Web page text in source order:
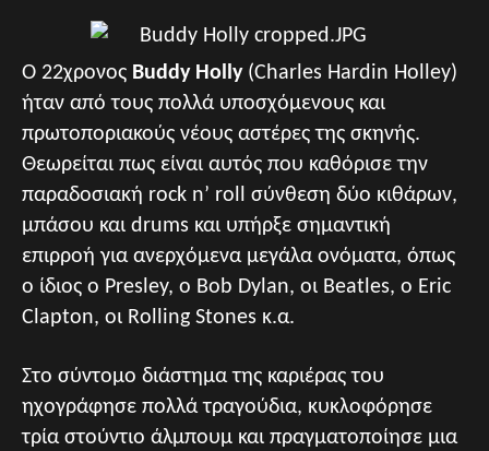
Ο 22χρονος Buddy Holly(Charles Hardin Holley)
ήταν από τους πολλά υποσχόμενους και
πρωτοποριακούς νέους αστέρες της σκηνής.
Θεωρείται πως είναι αυτός που καθόρισε την
παραδοσιακή rock n’ roll σύνθεση δύο κιθάρων,
μπάσου και drums και υπήρξε σημαντική
επιρροή για ανερχόμενα μεγάλα ονόματα, όπως
ο ίδιος ο Presley, ο Bob Dylan, οι Beatles, ο Eric
Clapton, οι Rolling Stones κ.α.
Στο σύντομο διάστημα της καριέρας του
ηχογράφησε πολλά τραγούδια, κυκλοφόρησε
τρία στούντιο άλμπουμ και πραγματοποίησε μια